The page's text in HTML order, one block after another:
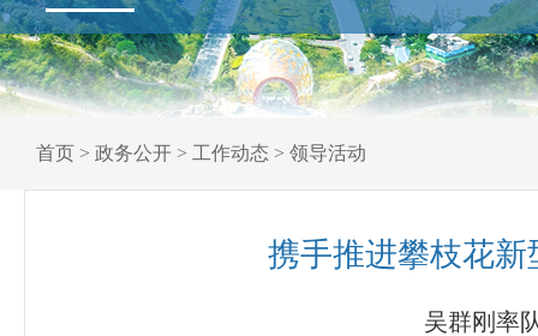
首页 > 政务公开 > 工作动态 > 领导活动
携手推进攀枝花新
吴群刚率